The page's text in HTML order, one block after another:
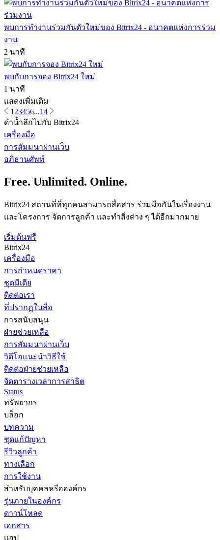
พบการทำงานร่วมกันตัวใหม่ของ Bitrix24 - อนาคตแห่งการร่วม
งาน
2 นาที
พบกับการจอง Bitrix24 ใหม่
1 นาที
แสดงเพิ่มเติม
123456...14
ดำน้ำลึกไปกับ Bitrix24
เครื่องมือ
การสัมมนาผ่านเว็บ
อภิธานศัพท์
Free. Unlimited. Online.
Bitrix24 สถานที่ที่ทุกคนสามารถสื่อสาร ร่วมมือกันในเรื่องงาน
และโครงการ จัดการลูกค้า และทำสิ่งต่าง ๆ ได้อีกมากมาย
เริ่มต้นฟรี
Bitrix24
เครื่องมือ
การกำหนดราคา
ชุดมีเดีย
ติดต่อเรา
ที่ปรากฏในสื่อ
การสนับสนุน
ฝ่ายช่วยเหลือ
การสัมมนาผ่านเว็บ
วิดีโอแนะนำวิธีใช้
ติดต่อฝ่ายช่วยเหลือ
จัดตารางเวลาการสาธิต
Status
ทรัพยากร
บล็อก
บทความ
ชุดแก้ปัญหา
รีวิวลูกค้า
ทางเลือก
การใช้งาน
สำหรับบุคคลหรือองค์กร
รุ่นภายในองค์กร
ดาวน์โหลด
เอกสาร
แอป